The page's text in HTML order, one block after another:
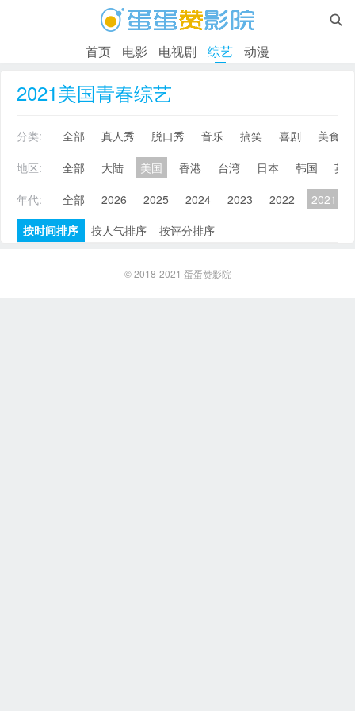

首页 电影 电视剧 综艺 动漫
2021美国青春综艺
分类: 全部 真人秀 脱口秀 音乐 搞笑 喜剧
美食
地区:
全部 大陆 美国 香港 台湾 日本 韩国
英
年代:
全部 2026 2025 2024 2023 2022 2021
按时间排序
按人气排序 按评分排序
© 2018-2021 蛋蛋赞影院